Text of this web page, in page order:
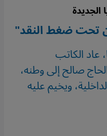
تحت ضغط النقد"
عاد الكاتب
صالح إلى وطنه،
ويخيم عليه